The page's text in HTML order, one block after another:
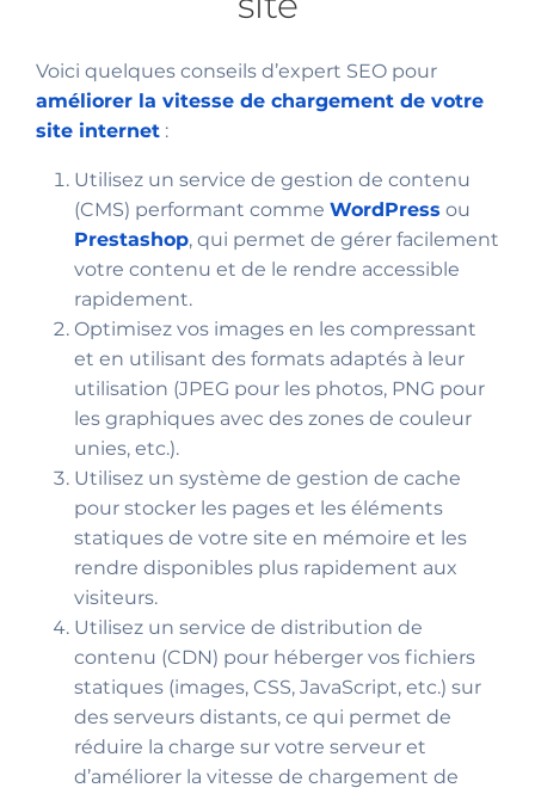
Voici quelques conseils d’expert SEO pour
améliorer la vitesse de chargement de votre
site internet :
Utilisez un service de gestion de contenu
(CMS) performant comme WordPress ou
Prestashop, qui permet de gérer facilement
votre contenu et de le rendre accessible
rapidement.
Optimisez vos images en les compressant
et en utilisant des formats adaptés à leur
utilisation (JPEG pour les photos, PNG pour
les graphiques avec des zones de couleur
unies, etc.).
Utilisez un système de gestion de cache
pour stocker les pages et les éléments
statiques de votre site en mémoire et les
rendre disponibles plus rapidement aux
visiteurs.
Utilisez un service de distribution de
contenu (CDN) pour héberger vos fichiers
statiques (images, CSS, JavaScript, etc.) sur
des serveurs distants, ce qui permet de
réduire la charge sur votre serveur et
d’améliorer la vitesse de chargement de